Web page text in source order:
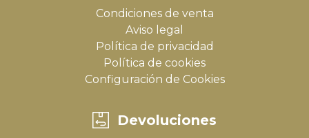
Condiciones de venta
Aviso legal
Política de privacidad
Política de cookies
Configuración de Cookies
Devoluciones